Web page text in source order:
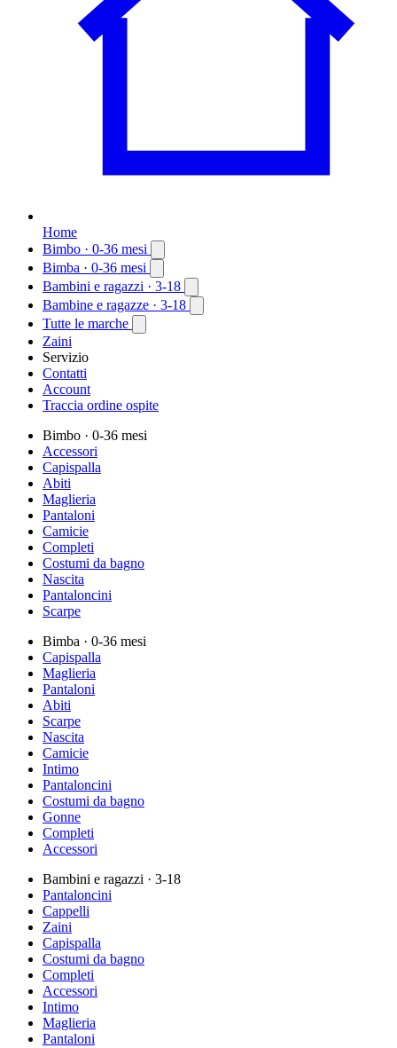
Home
Bimbo · 0-36 mesi
Bimba · 0-36 mesi
Bambini e ragazzi · 3-18
Bambine e ragazze · 3-18
Tutte le marche
Zaini
Servizio
Contatti
Account
Traccia ordine ospite
Bimbo · 0-36 mesi
Accessori
Capispalla
Abiti
Maglieria
Pantaloni
Camicie
Completi
Costumi da bagno
Nascita
Pantaloncini
Scarpe
Bimba · 0-36 mesi
Capispalla
Maglieria
Pantaloni
Abiti
Scarpe
Nascita
Camicie
Intimo
Pantaloncini
Costumi da bagno
Gonne
Completi
Accessori
Bambini e ragazzi · 3-18
Pantaloncini
Cappelli
Zaini
Capispalla
Costumi da bagno
Completi
Accessori
Intimo
Maglieria
Pantaloni